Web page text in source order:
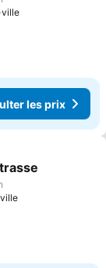
ville
les prix
favoris